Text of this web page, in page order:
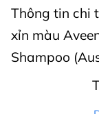
Thông tin chi
xỉn màu
Shampoo